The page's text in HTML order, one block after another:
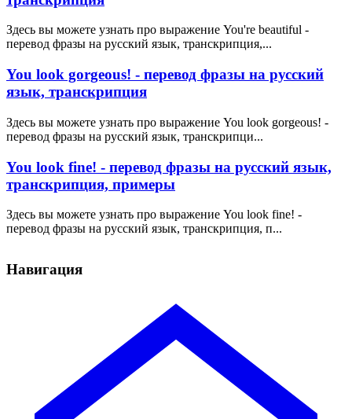
Здесь вы можете узнать про выражение You're beautiful -
перевод фразы на русский язык, транскрипция,...
You look gorgeous! - перевод фразы на русский
язык, транскрипция
Здесь вы можете узнать про выражение You look gorgeous! -
перевод фразы на русский язык, транскрипци...
You look fine! - перевод фразы на русский язык,
транскрипция, примеры
Здесь вы можете узнать про выражение You look fine! -
перевод фразы на русский язык, транскрипция, п...
Навигация